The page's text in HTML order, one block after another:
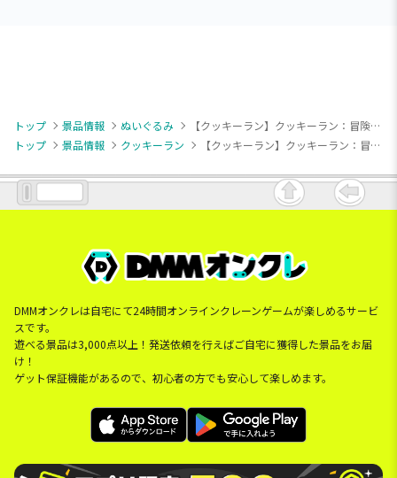
トップ 景品情報 ぬいぐるみ
【クッキーラン】クッキーラン：冒険の塔 BIGぬいぐるみ2
トップ
景品情報 クッキーラン 【クッキーラン】クッキーラン：冒険の塔 BIGぬいぐるみ2
DMMオンクレは自宅にて24時間オンラインクレーンゲームが楽しめるサービ
スです。
遊べる景品は3,000点以上！発送依頼を行えばご自宅に獲得した景品をお届
け！
ゲット保証機能があるので、初心者の方でも安心して楽しめます。